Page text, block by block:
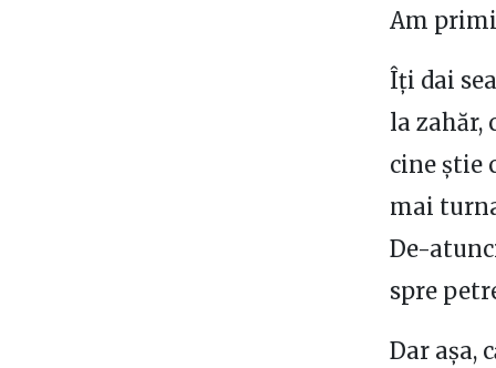
Am
Îți dai
la zahăr,
cine știe
mai
De-
spre
Dar așa,